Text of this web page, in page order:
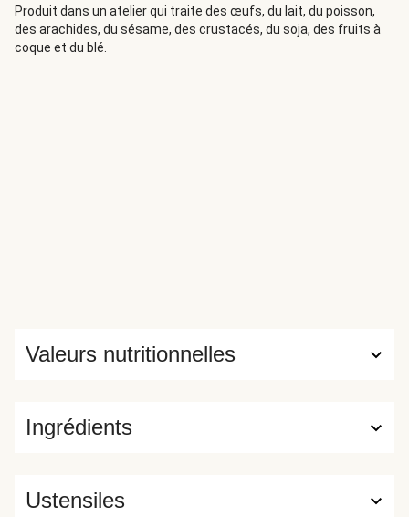
Produit dans un atelier qui traite des œufs, du lait, du poisson,
des arachides, du sésame, des crustacés, du soja, des fruits à
coque et du blé.
Ingrédients
Valeurs nutritionnelles
Ustensiles